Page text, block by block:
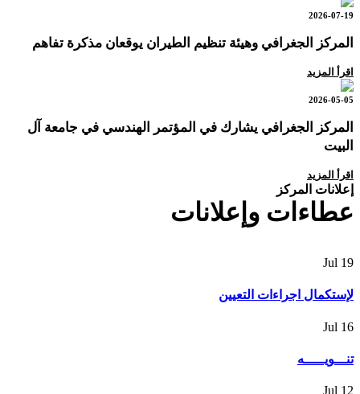
2026-07-19
المركز الجغرافي وهيئة تنظيم الطيران يوقعان مذكرة تفاهم
اقرأ المزيد
2026-05-05
المركز الجغرافي يشارك في المؤتمر الهندسي في جامعة آل
البيت
اقرأ المزيد
إعلانات المركز
عطاءات وإعلانات
19
Jul
لإستكمال اجراءات التعيين
16
Jul
تنـــويـــــه
12
Jul